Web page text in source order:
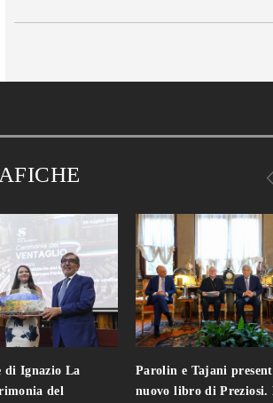
di Ignazio La
del
Parolin e Tajani
nuovo libro di Preziosi.